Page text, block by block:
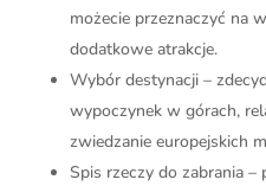
możecie przeznaczyć na
dodatkowe atrakcje.
Wybór destynacji –
wypoczynek w górach,
zwiedzanie europejskich
Spis rzeczy do zabrania